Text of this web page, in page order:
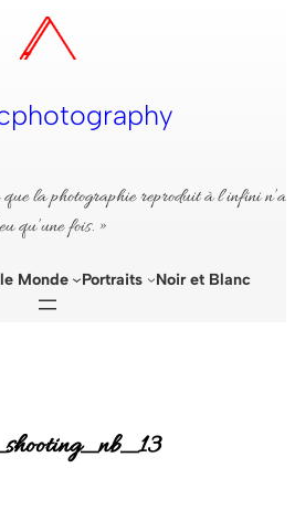
la photographie reproduit à l’infini n’a
qu’une fois. »
Monde Portraits Noir et Blanc